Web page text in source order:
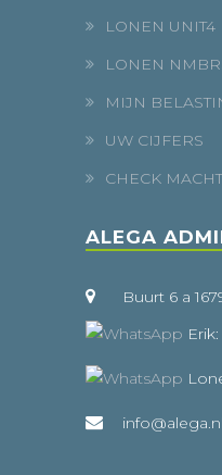
LONEN UNIT4
LONEN
MIJN
UW CIJFERS
CHECK
ALEGA
Buurt 6 a
Erik:
info@alega.nl